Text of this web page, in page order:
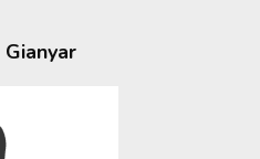
Gianyar